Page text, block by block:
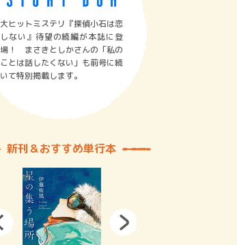
大ヒットミステリ『探偵小石は恋
しない』待望の続編が本誌に登
場！ まさきとしかさんの「私の
ことは話したくない」も前号に続
いて特別掲載します。
新刊＆おすすめ単行本